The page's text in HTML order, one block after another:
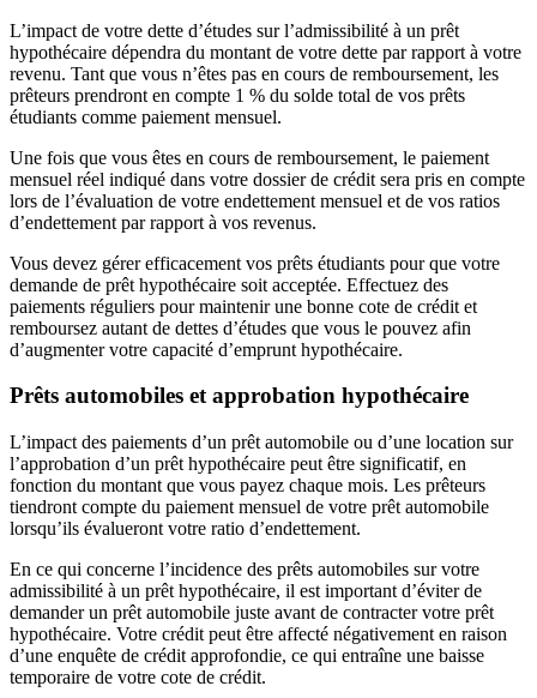
L’impact de votre dette d’études sur l’admissibilité à un prêt
hypothécaire dépendra du montant de votre dette par rapport à votre
revenu. Tant que vous n’êtes pas en cours de remboursement, les
prêteurs prendront en compte 1 % du solde total de vos prêts
étudiants comme paiement mensuel.
Une fois que vous êtes en cours de remboursement, le paiement
mensuel réel indiqué dans votre dossier de crédit sera pris en compte
lors de l’évaluation de votre endettement mensuel et de vos ratios
d’endettement par rapport à vos revenus.
Vous devez gérer efficacement vos prêts étudiants pour que votre
demande de prêt hypothécaire soit acceptée. Effectuez des
paiements réguliers pour maintenir une bonne cote de crédit et
remboursez autant de dettes d’études que vous le pouvez afin
d’augmenter votre capacité d’emprunt hypothécaire.
Prêts automobiles et approbation hypothécaire
L’impact des paiements d’un prêt automobile ou d’une location sur
l’approbation d’un prêt hypothécaire peut être significatif, en
fonction du montant que vous payez chaque mois. Les prêteurs
tiendront compte du paiement mensuel de votre prêt automobile
lorsqu’ils évalueront votre ratio d’endettement.
En ce qui concerne l’incidence des prêts automobiles sur votre
admissibilité à un prêt hypothécaire, il est important d’éviter de
demander un prêt automobile juste avant de contracter votre prêt
hypothécaire. Votre crédit peut être affecté négativement en raison
d’une enquête de crédit approfondie, ce qui entraîne une baisse
temporaire de votre cote de crédit.